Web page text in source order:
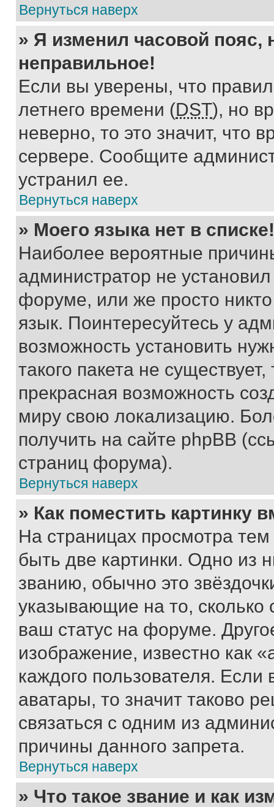
Вернуться наверх
» Я изменил часовой пояс,
неправильное!
Если вы уверены, что
летнего времени (DST), но
неверно, то это значит, что
сервере. Сообщите
устранил ее.
Вернуться наверх
» Моего языка нет в списке!
Наиболее вероятные
администратор не
форуме, или же просто
язык. Поинтересуйтесь у
возможность установить
такого пакета не
прекрасная возможность
миру свою локализацию.
получить на сайте phpBB
страниц форума).
Вернуться наверх
» Как поместить картинку
На страницах просмотра
быть две картинки. Одно из
званию, обычно это
указывающие на то,
ваш статус на форуме.
изображение, известно как
каждого пользователя.
аватары, то значит таково
связаться с одним из
причины данного запрета.
Вернуться наверх
» Что такое звание и как